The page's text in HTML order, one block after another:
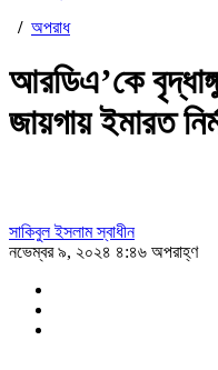
/ অপরাধ
আরডিএ’কে
জায়গায় ইমারত
সাকিবুল ইসলাম স্বাধীন
নভেম্বর ৯, ২০২৪ ৪:৪৬ অপরাহ্ণ